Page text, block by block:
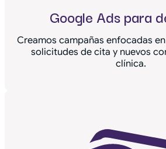
Google Ads para
Creamos campañas enfocadas
solicitudes de cita y nuevos
clínica.